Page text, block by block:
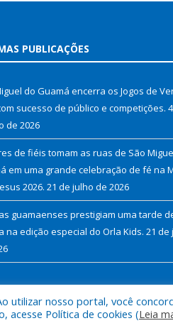
PUBLICAÇÕES
do Guamá encerra os Jogos de
sucesso de público e competições.
de 2026
de fiéis tomam as ruas de São
em uma grande celebração de fé na
2026. 21 de julho de 2026
guamaenses prestigiam uma tarde
na edição especial do Orla Kids. 21 de
utilizar nosso portal, você
acesse Política de cookies (Leia